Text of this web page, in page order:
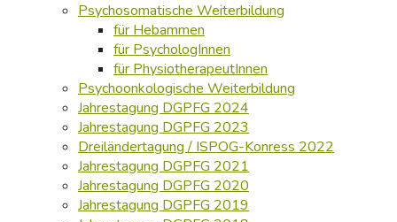
Psychosomatische Weiterbildung
für Hebammen
für PsychologInnen
für PhysiotherapeutInnen
Psychoonkologische Weiterbildung
Jahrestagung DGPFG 2024
Jahrestagung DGPFG 2023
Dreiländertagung / ISPOG-Konress 2022
Jahrestagung DGPFG 2021
Jahrestagung DGPFG 2020
Jahrestagung DGPFG 2019